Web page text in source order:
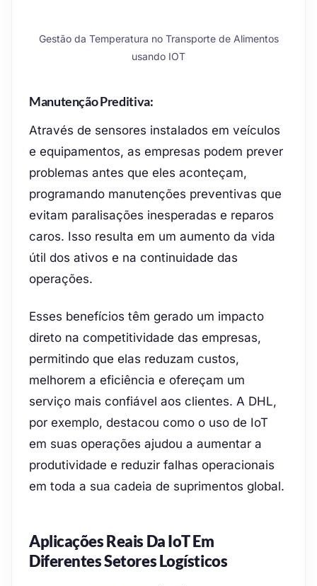
Gestão da Temperatura no Transporte de Alimentos
usando IOT
Manutenção Preditiva:
Através de sensores instalados em veículos
e equipamentos, as empresas podem prever
problemas antes que eles aconteçam,
programando manutenções preventivas que
evitam paralisações inesperadas e reparos
caros. Isso resulta em um aumento da vida
útil dos ativos e na continuidade das
operações.
Esses benefícios têm gerado um impacto
direto na competitividade das empresas,
permitindo que elas reduzam custos,
melhorem a eficiência e ofereçam um
serviço mais confiável aos clientes. A DHL,
por exemplo, destacou como o uso de IoT
em suas operações ajudou a aumentar a
produtividade e reduzir falhas operacionais
em toda a sua cadeia de suprimentos global.
Aplicações Reais Da IoT Em
Diferentes Setores Logísticos